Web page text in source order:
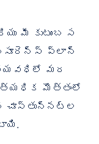
మీ కుటుంబ స
ప్లాన్
మర
మొత్తంలో